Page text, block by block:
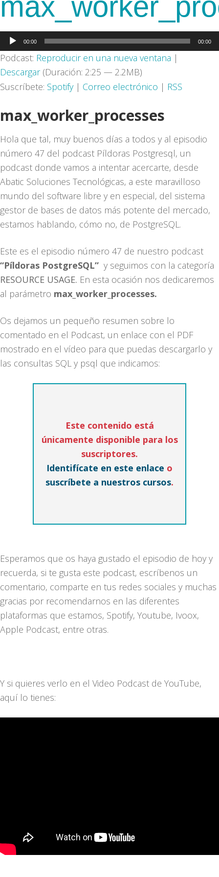
Reproductor
de
audio
00:00 00:00
Podcast: Reproducir en una nueva ventana |
Descargar(Duración: 2:25 — 2.2MB)
Suscríbete: Spotify| Correo electrónico | RSS
max_worker_processes
Hola que tal, muy buenos días a todos y al episodio
número 47 del podcast Píldoras Postgresql, un
podcast donde vamos a intentar acercarte, desde
Abatic Soluciones Tecnológicas, a este maravilloso
mundo del software libre y en especial, del sistema
gestor de bases de datos más potente del mercado,
estamos hablando, cómo no, de PostgreSQL.
Este es el episodio número 47 de nuestro podcast
“Píldoras PostgreSQL” y seguimos con la categoría
RESOURCE USAGE. En esta ocasión nos dedicaremos
al parámetro max_worker_processes.
Os dejamos un pequeño resumen sobre lo
comentado en el Podcast, un enlace con el PDF
mostrado en el vídeo para que puedas descargarlo y
las consultas SQL y psql que indicamos:
Este contenido está
únicamente disponible para los
suscriptores.
Identifícate en este enlace o
suscríbete a nuestros cursos.
Esperamos que os haya gustado el episodio de hoy y
recuerda, si te gusta este podcast, escríbenos un
comentario, comparte en tus redes sociales y muchas
gracias por recomendarnos en las diferentes
plataformas que estamos, Spotify, Youtube, Ivoox,
Apple Podcast, entre otras.
Y si quieres verlo en el Video Podcast de YouTube,
aquí lo tienes: